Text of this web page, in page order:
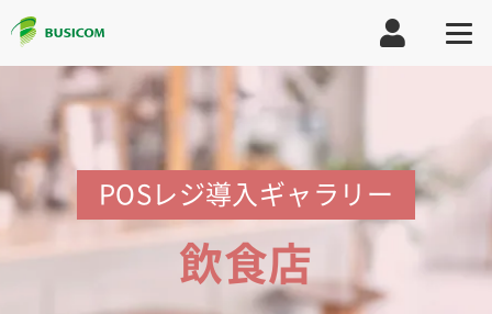
POSレジ導入ギャラリー
飲食店